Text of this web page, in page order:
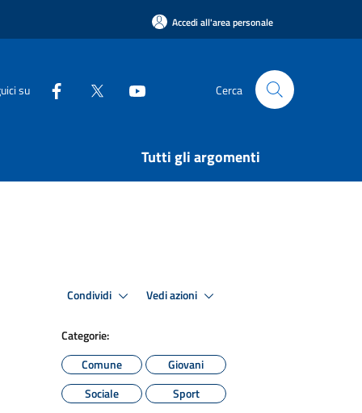
Accedi all'area personale
su Cerca
Tutti gli argomenti
Condividi Vedi azioni
Categorie:
Comune
Giovani
Sociale
Sport